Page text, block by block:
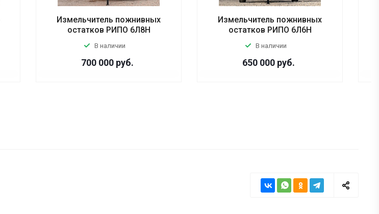
Измельчитель пожнивных
остатков РИПО 6Л8Н
В наличии
700 000 руб.
Измельчитель пожнивных
остатков РИПО 6Л6Н
В наличии
650 000 руб.